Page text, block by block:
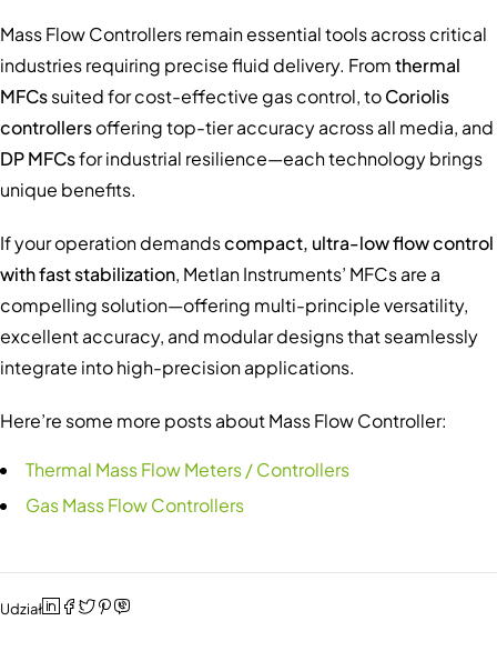
Mass Flow Controllers remain essential tools across critical
industries requiring precise fluid delivery. Fromthermal
MFCssuited for cost-effective gas control, toCoriolis
controllersoffering top-tier accuracy across all media, and
DP MFCsfor industrial resilience—each technology brings
unique benefits.
If your operation demandscompact, ultra-low flow control
with fast stabilization, Metlan Instruments’ MFCs are a
compelling solution—offering multi-principle versatility,
excellent accuracy, and modular designs that seamlessly
integrate into high-precision applications.
Here’re some more posts about Mass Flow Controller:
Thermal Mass Flow Meters / Controllers
Gas Mass Flow Controllers
Udział